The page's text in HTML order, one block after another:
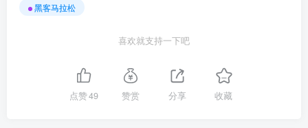
黑客马拉松
喜欢就支持一下吧
点赞49 赞赏 分享 收藏